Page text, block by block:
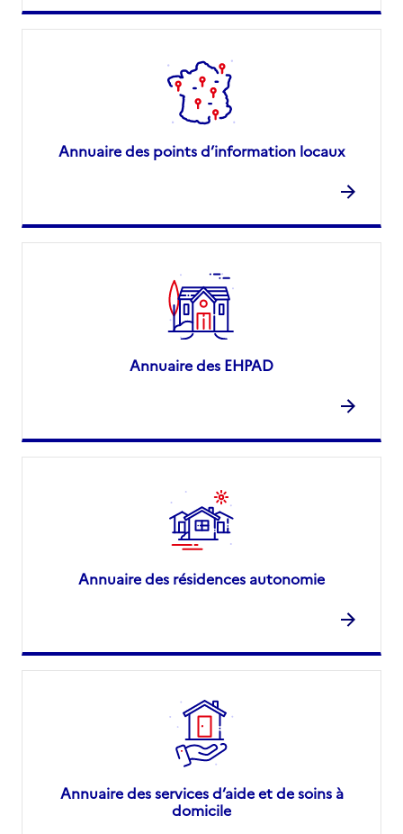
Annuaire des points d’information locaux
Annuaire des EHPAD
Annuaire des résidences autonomie
Annuaire des services d’aide et de soins à
domicile